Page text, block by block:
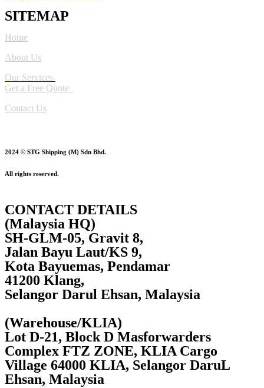
SITEMAP
Home
About Us
Our Services
Get a Free Quote
Contact Us
2024 © STG Shipping (M) Sdn Bhd.
All rights reserved.
CONTACT DETAILS
(Malaysia HQ)
SH-GLM-05, Gravit 8,
Jalan Bayu Laut/KS 9,
Kota Bayuemas, Pendamar
41200 Klang,
Selangor Darul Ehsan, Malaysia
(Warehouse/KLIA)
Lot D-21, Block D Masforwarders
Complex FTZ ZONE, KLIA Cargo
Village 64000 KLIA, Selangor DaruL
Ehsan, Malaysia